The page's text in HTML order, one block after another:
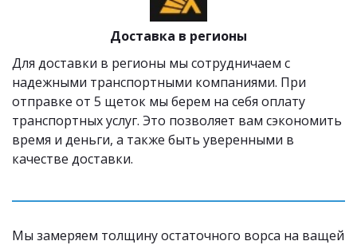
Доставка в регионы
Для доставки в регионы мы сотрудничаем с
надежными транспортными компаниями. При
отправке от 5 щеток мы берем на себя оплату
транспортных услуг. Это позволяет вам сэкономить
время и деньги, а также быть уверенными в
качестве доставки.
Мы замеряем толщину остаточного ворса на ващей